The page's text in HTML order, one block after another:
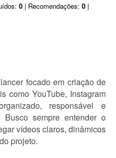
0 | Recomendações: 0 |
focado em criação de
como YouTube, Instagram
responsável e
Busco sempre entender o
vídeos claros, dinâmicos
projeto.